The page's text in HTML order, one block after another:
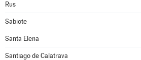
Rus
Sabiote
Santa Elena
Santiago de Calatrava